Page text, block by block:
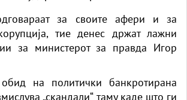
за своите афери и за
тие денес држат лажни
за министерот за правда Игор
на политички банкротирана
„скандали“ таму каде што ги